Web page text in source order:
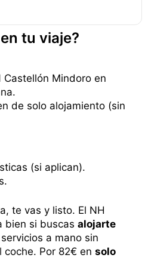
tu viaje?
Castellón Mindoro en
de solo alojamiento (sin
(si aplican).
te vas y listo. El NH
bien si buscas alojarte
a mano sin
Por 82€ en solo